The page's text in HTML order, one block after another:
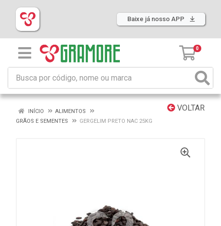
Baixe já nosso APP
0
VOLTAR
INÍCIO
ALIMENTOS
GRÃOS E SEMENTES
GERGELIM PRETO NAC 25KG